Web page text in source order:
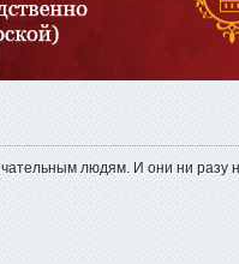
людям. И они ни разу